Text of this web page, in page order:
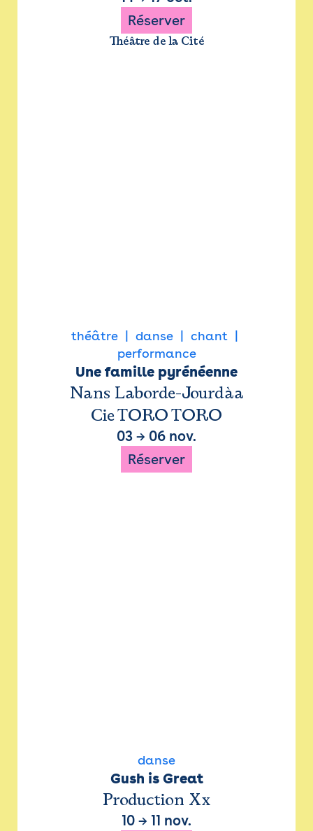
Réserver
Théâtre de la Cité
théâtre danse
chant
performance
Une famille pyrénéenne
Nans Laborde-Jourdàa
Cie TORO TORO
03 → 06 nov.
Réserver
danse
Gush is Great
Production Xx
10 → 11 nov.